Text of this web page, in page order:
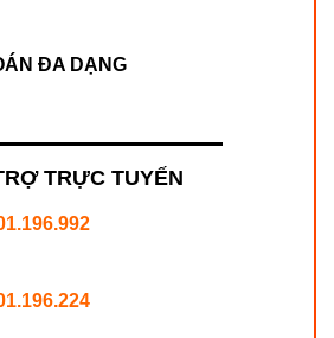
ĐA DẠNG
TRỰC TUYẾN